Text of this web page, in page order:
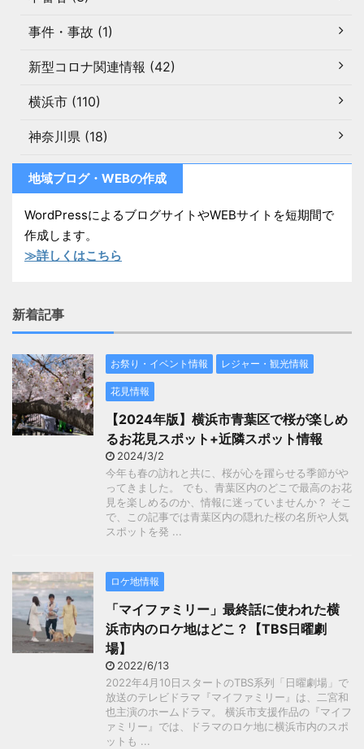
事件・事故 (1)
新型コロナ関連情報 (42)
横浜市 (110)
神奈川県 (18)
地域ブログ・WEBの作成
WordPressによるブログサイトやWEBサイトを短期間で
作成します。
≫詳しくはこちら
新着記事
お祭り・イベント情報 レジャー・観光情報
花見情報
【2024年版】横浜市青葉区で桜が楽しめ
るお花見スポット+近隣スポット情報
2024/3/2
今年も春の訪れと共に、桜が心を躍らせる季節がや
ってきました。 でも、青葉区内のどこで最高のお花
見を楽しめるのか、情報に迷っていませんか？ そこ
で、この記事では青葉区内の隠れた桜の名所や人気
スポットを発 ...
ロケ地情報
「マイファミリー」最終話に使われた横
浜市内のロケ地はどこ？【TBS日曜劇
場】
2022/6/13
2022年4月10日スタートのTBS系列「日曜劇場」で
放送のテレビドラマ『マイファミリー』は、二宮和
也主演のホームドラマ。 横浜市支援作品の『マイフ
ァミリー』では、ドラマのロケ地に横浜市内のスポ
ットも ...